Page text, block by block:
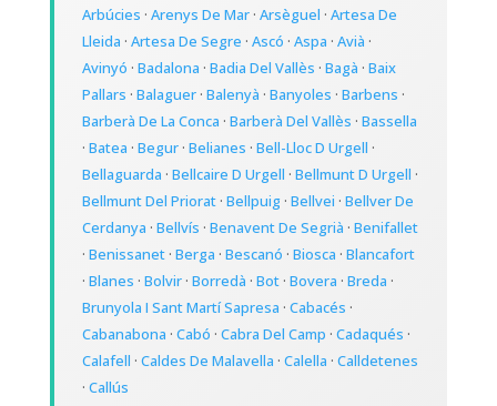
Arbúcies · Arenys De Mar· Arsèguel · Artesa De
Lleida · Artesa De Segre · Ascó · Aspa · Avià ·
Avinyó · Badalona · Badia Del Vallès · Bagà · Baix
Pallars · Balaguer· Balenyà · Banyoles · Barbens ·
Barberà De La Conca · Barberà Del Vallès · Bassella
· Batea · Begur· Belianes · Bell-Lloc D Urgell ·
Bellaguarda · Bellcaire D Urgell · Bellmunt D Urgell ·
Bellmunt Del Priorat· Bellpuig· Bellvei · Bellver De
Cerdanya · Bellvís · Benavent De Segrià · Benifallet
· Benissanet· Berga · Bescanó · Biosca · Blancafort
· Blanes · Bolvir· Borredà · Bot· Bovera · Breda ·
Brunyola I Sant Martí Sapresa · Cabacés ·
Cabanabona · Cabó · Cabra Del Camp · Cadaqués ·
Calafell · Caldes De Malavella · Calella · Calldetenes
· Callús